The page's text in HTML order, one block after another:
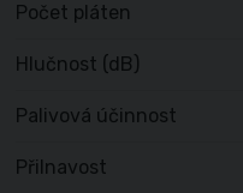
Počet pláten
Hlučnost (dB)
Palivová účinnost
Přilnavost